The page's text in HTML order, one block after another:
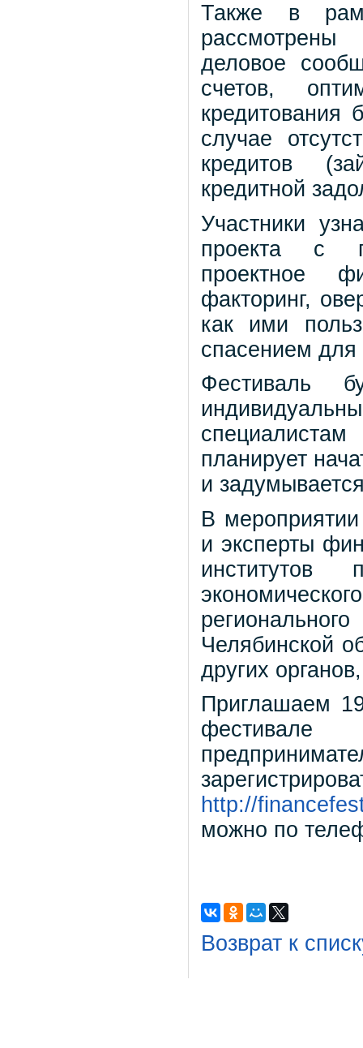
Также в
деловое
счетов,
кредитования
случае
кредитов
кредитной
Участники
проекта с
проектное
факторинг,
как ими
спасением для
Фестиваль
планирует
и
В
и эксперты
институтов
Челябинской
других
Приглашаем
http://
можно по
Возврат к